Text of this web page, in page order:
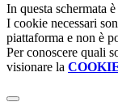
In questa schermata
I cookie necessari
piattaforma e non è
Per conoscere quali
visionare la